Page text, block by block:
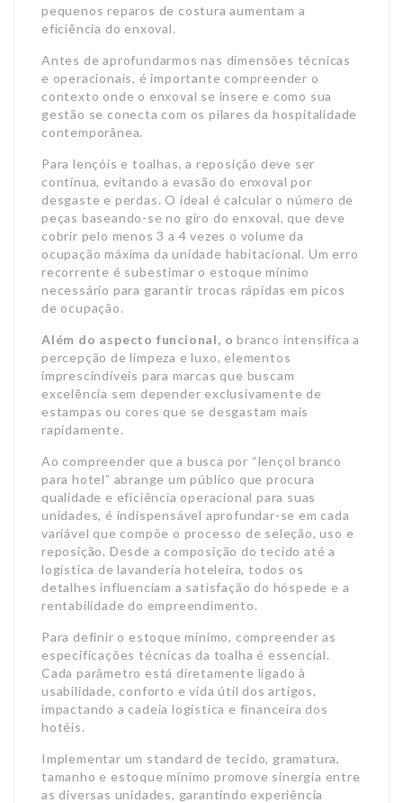
pequenos reparos de costura aumentam a
eficiência do enxoval.
Antes de aprofundarmos nas dimensões técnicas
e operacionais, é importante compreender o
contexto onde o enxoval se insere e como sua
gestão se conecta com os pilares da hospitalidade
contemporânea.
Para lençóis e toalhas, a reposição deve ser
contínua, evitando a evasão do enxoval por
desgaste e perdas. O ideal é calcular o número de
peças baseando-se no giro do enxoval, que deve
cobrir pelo menos 3 a 4 vezes o volume da
ocupação máxima da unidade habitacional. Um erro
recorrente é subestimar o estoque mínimo
necessário para garantir trocas rápidas em picos
de ocupação.
Além do aspecto funcional, o branco intensifica a
percepção de limpeza e luxo, elementos
imprescindíveis para marcas que buscam
excelência sem depender exclusivamente de
estampas ou cores que se desgastam mais
rapidamente.
Ao compreender que a busca por “lençol branco
para hotel” abrange um público que procura
qualidade e eficiência operacional para suas
unidades, é indispensável aprofundar-se em cada
variável que compõe o processo de seleção, uso e
reposição. Desde a composição do tecido até a
logística de lavanderia hoteleira, todos os
detalhes influenciam a satisfação do hóspede e a
rentabilidade do empreendimento.
Para definir o estoque mínimo, compreender as
especificações técnicas da toalha é essencial.
Cada parâmetro está diretamente ligado à
usabilidade, conforto e vida útil dos artigos,
impactando a cadeia logística e financeira dos
hotéis.
Implementar um standard de tecido, gramatura,
tamanho e estoque mínimo promove sinergia entre
as diversas unidades, garantindo experiência